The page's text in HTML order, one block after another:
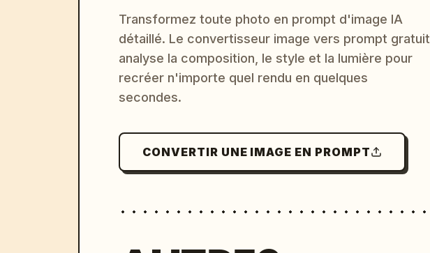
Transformez toute photo en prompt d'image IA
détaillé. Le convertisseur image vers prompt gratuit
analyse la composition, le style et la lumière pour
recréer n'importe quel rendu en quelques
secondes.
CONVERTIR UNE IMAGE EN PROMPT